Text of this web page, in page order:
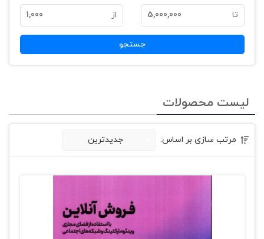
تا 5,000,000 از 1,000
جستجو
لیست محصولات
مرتب سازی بر اساس: جدیدترین